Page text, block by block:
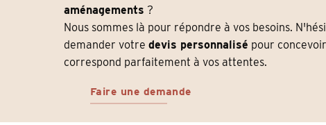
aménagements ?
Nous sommes là pour répondre à vos besoins.
demander votredevis personnalisé pour
correspond parfaitement à vos attentes.
Faire une demande